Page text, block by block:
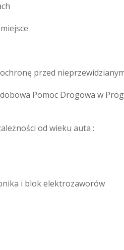
przed
Pomoc Drogowa w
od wieku auta :
i blok elektrozaworów